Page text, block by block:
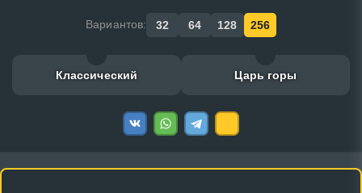
Вариантов: 32 64 128 256
Классический Царь горы